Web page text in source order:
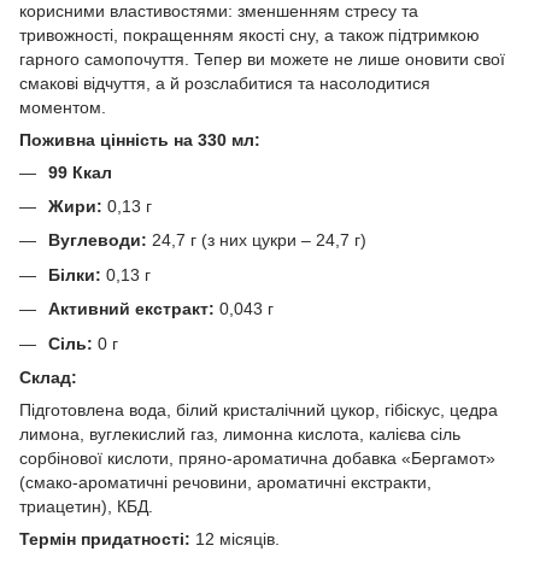
корисними властивостями: зменшенням стресу та
тривожності, покращенням якості сну, а також підтримкою
гарного самопочуття. Тепер ви можете не лише оновити свої
смакові відчуття, а й розслабитися та насолодитися
моментом.
Поживна цінність на 330 мл:
99 Ккал
Жири: 0,13 г
Вуглеводи: 24,7 г (з них цукри – 24,7 г)
Білки: 0,13 г
Активний екстракт: 0,043 г
Сіль: 0 г
Склад:
Підготовлена вода, білий кристалічний цукор, гібіскус, цедра
лимона, вуглекислий газ, лимонна кислота, калієва сіль
сорбінової кислоти, пряно-ароматична добавка «Бергамот»
(смако-ароматичні речовини, ароматичні екстракти,
триацетин), КБД.
Термін придатності: 12 місяців.